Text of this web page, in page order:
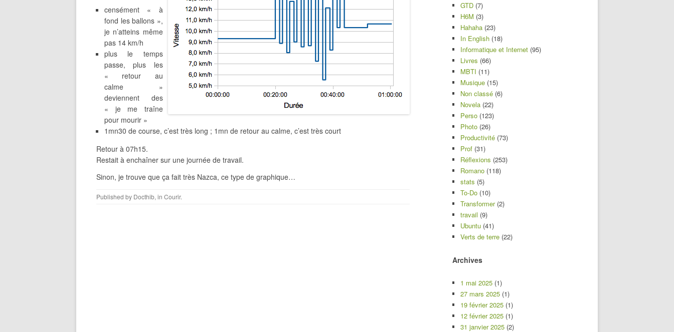
censément « à
fond les ballons »,
je n’atteins même
pas 14 km/h
plus le temps
passe, plus les
« retour au
calme »
deviennent des
« je me traîne
pour mourir »
1mn30 de course, c’est très long ; 1mn de retour au calme, c’est très court
Retour à 07h15.
Restait à enchaîner sur une journée de travail.
Sinon, je trouve que ça fait très Nazca, ce type de graphique…
Published by Docthib, in Courir.
GTD (7)
H6M (3)
Hahaha (23)
In English (18)
Informatique et Internet (95)
Livres (66)
MBTI (11)
Musique (15)
Non classé (6)
Novela (22)
Perso (123)
Photo (26)
Productivité (73)
Prof (31)
Réflexions (253)
Romano (118)
stats (5)
To-Do (10)
Transformer(2)
travail (9)
Ubuntu (41)
Verts de terre (22)
Archives
1 mai 2025 (1)
27 mars 2025 (1)
19 février 2025 (1)
12 février 2025 (1)
31 janvier 2025 (2)